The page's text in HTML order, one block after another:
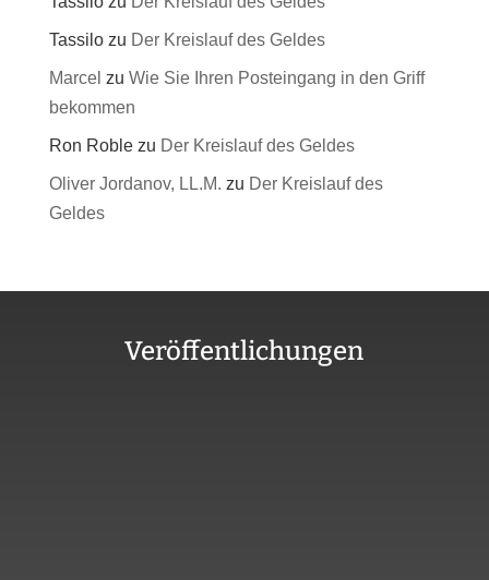
Tassilozu Der Kreislauf des Geldes
Marcel zu Wie Sie Ihren Posteingang in den Griff
bekommen
Ron Roblezu Der Kreislauf des Geldes
Oliver Jordanov, LL.M. zu Der Kreislauf des
Geldes
Veröffentlichungen